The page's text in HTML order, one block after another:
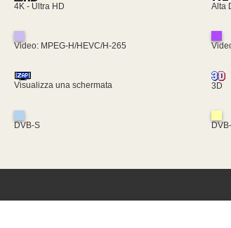
4K - Ultra HD Alta
Video: MPEG-H/HEVC/H-265
Visualizza una schermata 3D
DVB-S